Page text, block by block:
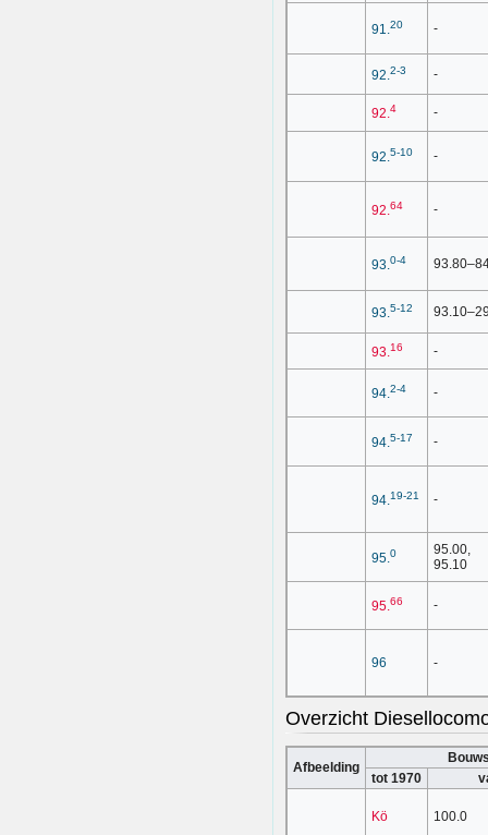
91. 20 -
92. 2-3 -
92. 4 -
92. 5-10 -
92. 64 -
93. 0-4
93. 5-12
93. 16 -
94. 2-4 -
94. 5-17 -
94. 19-21 -
95. 0
95.00,
95.10
95. 66 -
96 -
Overzicht
Afbeelding
tot 1970
Kö 100.0